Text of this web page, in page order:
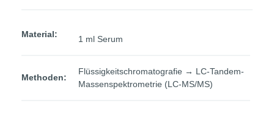
Material: 1 ml Serum
Methoden:
Flüssigkeitschromatografie → LC-Tandem-
Massenspektrometrie (LC-MS/MS)